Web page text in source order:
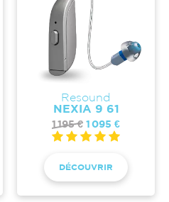
Resound
NEXIA 9 61
1 195 € 1 095 €
DÉCOUVRIR